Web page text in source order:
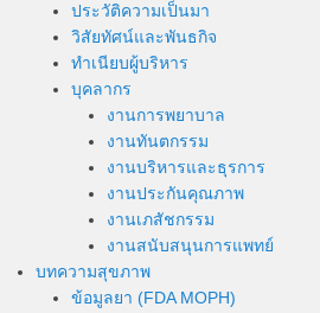
ประวัติความเป็นมา
วิสัยทัศน์และพันธกิจ
ทำเนียบผู้บริหาร
บุคลากร
งานการพยาบาล
งานทันตกรรม
งานบริหารและธุรการ
งานประกันคุณภาพ
งานเภสัชกรรม
งานสนับสนุนการแพทย์
บทความสุขภาพ
ข้อมูลยา (FDA MOPH)